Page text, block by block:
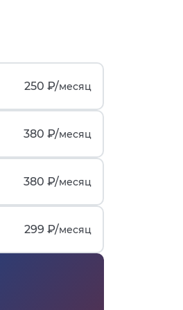
250 ₽/месяц
380 ₽/месяц
380 ₽/месяц
299 ₽/месяц